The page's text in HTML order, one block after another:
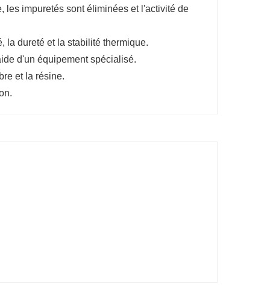
les impuretés sont éliminées et l'activité de
la dureté et la stabilité thermique.
d'un équipement spécialisé.
et la résine.